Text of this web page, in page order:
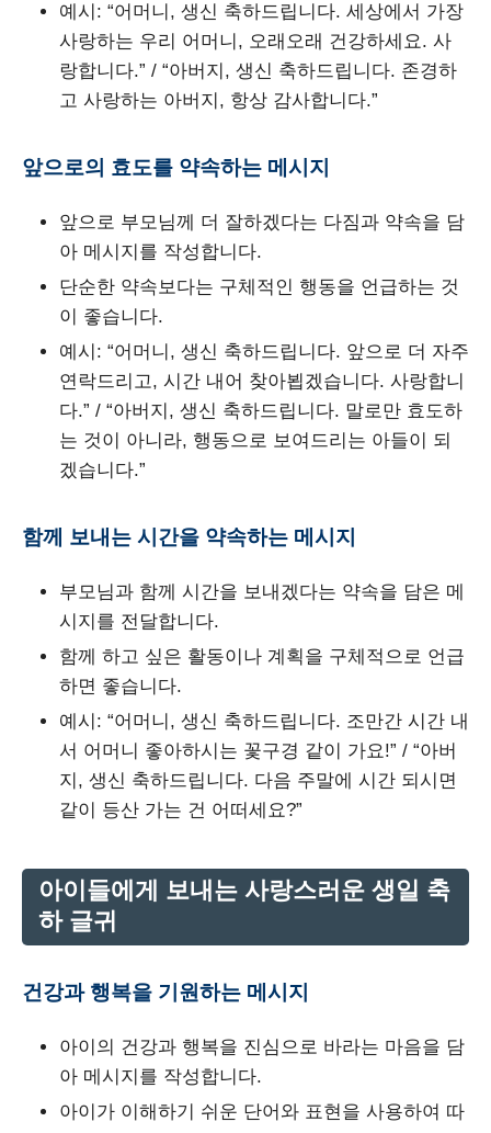
예시: “어머니, 생신 축하드립니다. 세상에서 가장
사랑하는 우리 어머니, 오래오래 건강하세요. 사
랑합니다.” / “아버지, 생신 축하드립니다. 존경하
고 사랑하는 아버지, 항상 감사합니다.”
앞으로의 효도를 약속하는 메시지
앞으로 부모님께 더 잘하겠다는 다짐과 약속을 담
아 메시지를 작성합니다.
단순한 약속보다는 구체적인 행동을 언급하는 것
이 좋습니다.
예시: “어머니, 생신 축하드립니다. 앞으로 더 자주
연락드리고, 시간 내어 찾아뵙겠습니다. 사랑합니
다.” / “아버지, 생신 축하드립니다. 말로만 효도하
는 것이 아니라, 행동으로 보여드리는 아들이 되
겠습니다.”
함께 보내는 시간을 약속하는 메시지
부모님과 함께 시간을 보내겠다는 약속을 담은 메
시지를 전달합니다.
함께 하고 싶은 활동이나 계획을 구체적으로 언급
하면 좋습니다.
예시: “어머니, 생신 축하드립니다. 조만간 시간 내
서 어머니 좋아하시는 꽃구경 같이 가요!” / “아버
지, 생신 축하드립니다. 다음 주말에 시간 되시면
같이 등산 가는 건 어떠세요?”
아이들에게 보내는 사랑스러운 생일 축
하 글귀
건강과 행복을 기원하는 메시지
아이의 건강과 행복을 진심으로 바라는 마음을 담
아 메시지를 작성합니다.
아이가 이해하기 쉬운 단어와 표현을 사용하여 따